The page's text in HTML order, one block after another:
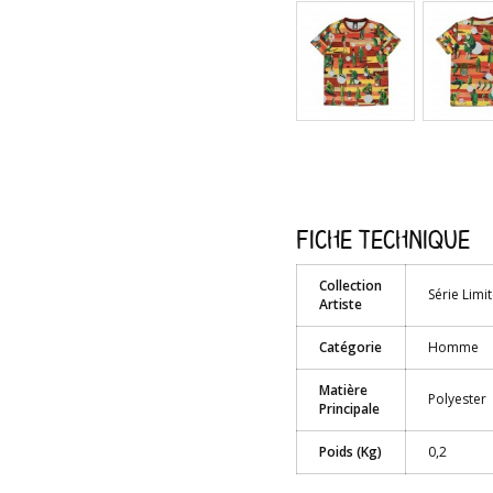
Fiche technique
Collection
Artiste
Série
Catégorie Homme
Matière
Principale
Polyester
Poids (Kg) 0,2